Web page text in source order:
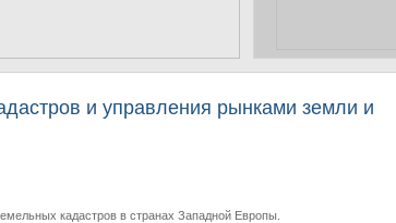
и управления рынками земли и
кадастров в странах Западной Европы.